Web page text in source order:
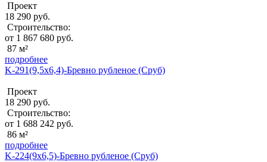
Проект
18 290 руб.
Строительство:
от 1 867 680 руб.
87 м²
подробнее
K-291(9,5x6,4)-Бревно рубленое (Сруб)
Проект
18 290 руб.
Строительство:
от 1 688 242 руб.
86 м²
подробнее
K-224(9x6,5)-Бревно рубленое (Сруб)